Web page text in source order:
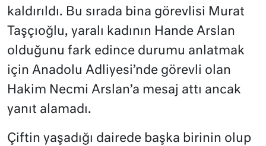
kaldırıldı. Bu sırada bina görevlisi Murat
Taşçıoğlu, yaralı kadının Hande Arslan
olduğunu fark edince durumu anlatmak
için Anadolu Adliyesi’nde görevli olan
Hakim Necmi Arslan’a mesaj attı ancak
yanıt alamadı.
Çiftin yaşadığı dairede başka birinin olup